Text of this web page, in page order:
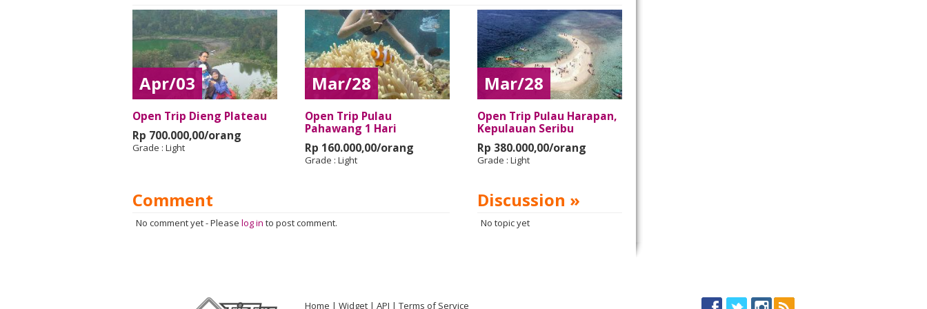
Apr/03
Open Trip Dieng Plateau
Rp 700.000,00/orang
Grade : Light
Mar/28
Open Trip Pulau
Pahawang 1 Hari
Rp 160.000,00/orang
Grade : Light
Mar/28
Open Trip Pulau Harapan,
Kepulauan Seribu
Rp 380.000,00/orang
Grade : Light
Comment
No comment yet-Please log in to post comment.
Discussion »
No topic yet
Home Widget API Terms of Service